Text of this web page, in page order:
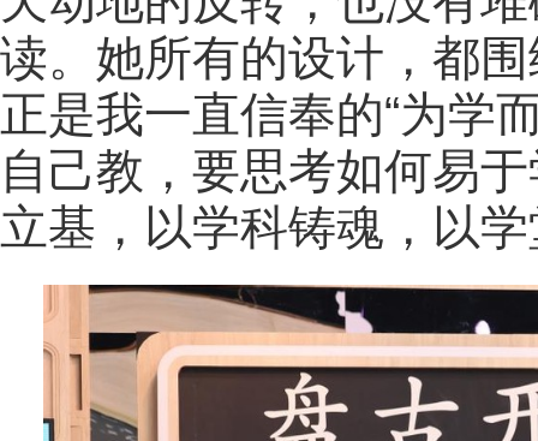
读。她所有的设计，都
正是我一直信奉的“为学
自己教，要思考如何易
立基，以学科铸魂，以